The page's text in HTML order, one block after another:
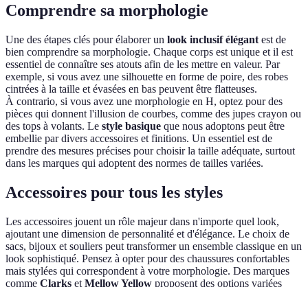
Comprendre sa morphologie
Une des étapes clés pour élaborer un look inclusif élégant est de
bien comprendre sa morphologie. Chaque corps est unique et il est
essentiel de connaître ses atouts afin de les mettre en valeur. Par
exemple, si vous avez une silhouette en forme de poire, des robes
cintrées à la taille et évasées en bas peuvent être flatteuses.
À contrario, si vous avez une morphologie en H, optez pour des
pièces qui donnent l'illusion de courbes, comme des jupes crayon ou
des tops à volants. Le style basique que nous adoptons peut être
embellie par divers accessoires et finitions. Un essentiel est de
prendre des mesures précises pour choisir la taille adéquate, surtout
dans les marques qui adoptent des normes de tailles variées.
Accessoires pour tous les styles
Les accessoires jouent un rôle majeur dans n'importe quel look,
ajoutant une dimension de personnalité et d'élégance. Le choix de
sacs, bijoux et souliers peut transformer un ensemble classique en un
look sophistiqué. Pensez à opter pour des chaussures confortables
mais stylées qui correspondent à votre morphologie. Des marques
comme Clarks et Mellow Yellow proposent des options variées